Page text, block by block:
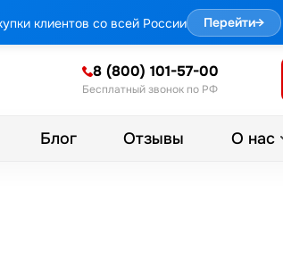
клиентов со всей России Перейти→
8 (800) 101-57-00
Бесплатный звонок по РФ
Блог Отзывы О нас